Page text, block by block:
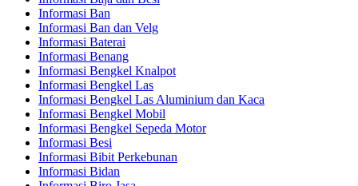
Informasi Ban
Informasi Ban dan Velg
Informasi Baterai
Informasi Benang
Informasi Bengkel Knalpot
Informasi Bengkel Las
Informasi Bengkel Las Aluminium dan Kaca
Informasi Bengkel Mobil
Informasi Bengkel Sepeda Motor
Informasi Besi
Informasi Bibit Perkebunan
Informasi Bidan